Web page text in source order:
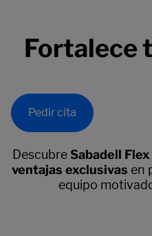
Fortalece
Pedir cita
DescubreSabadell
ventajas exclusivas en
equipo